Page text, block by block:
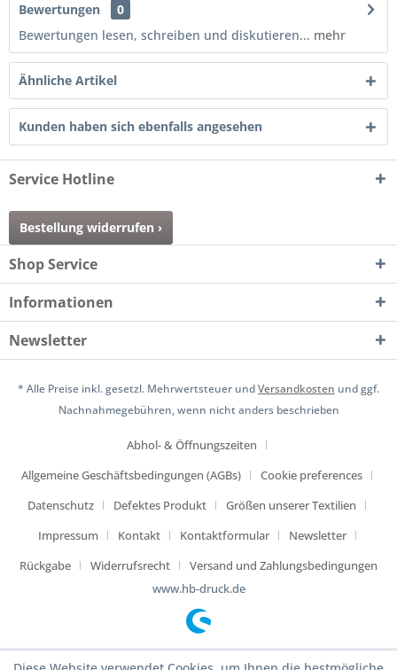
Bewertungen
0
Bewertungen lesen, schreiben und diskutieren... mehr
Ähnliche Artikel
Kunden haben sich ebenfalls angesehen
Service Hotline
Bestellung widerrufen ›
Shop Service
Informationen
Newsletter
* Alle Preise inkl. gesetzl. Mehrwertsteuer undVersandkosten und ggf.
Nachnahmegebühren, wenn nicht anders beschrieben
Abhol- & Öffnungszeiten
Allgemeine Geschäftsbedingungen (AGBs)
Cookie preferences
Datenschutz
Defektes Produkt
Größen unserer Textilien
Impressum
Kontakt Kontaktformular
Newsletter
Rückgabe
Widerrufsrecht
Versand und Zahlungsbedingungen
www.hb-druck.de